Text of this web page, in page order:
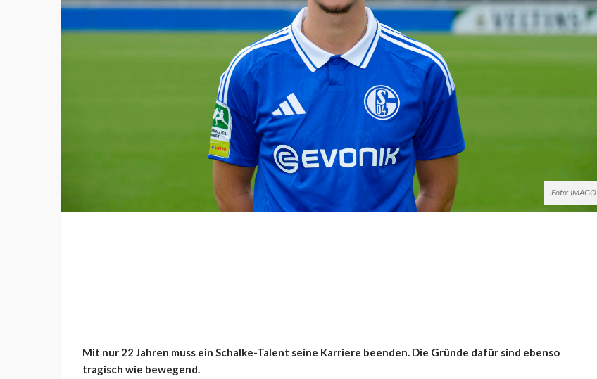
Foto: IMAGO
Mit nur 22 Jahren muss ein Schalke-Talent seine Karriere beenden. Die Gründe dafür sind ebenso
tragisch wie bewegend.